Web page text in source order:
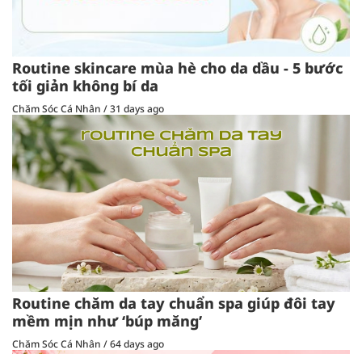
Routine skincare mùa hè cho da dầu - 5 bước
tối giản không bí da
Chăm Sóc Cá Nhân /31 days ago
Routine chăm da tay chuẩn spa giúp đôi tay
mềm mịn như ‘búp măng’
Chăm Sóc Cá Nhân /64 days ago